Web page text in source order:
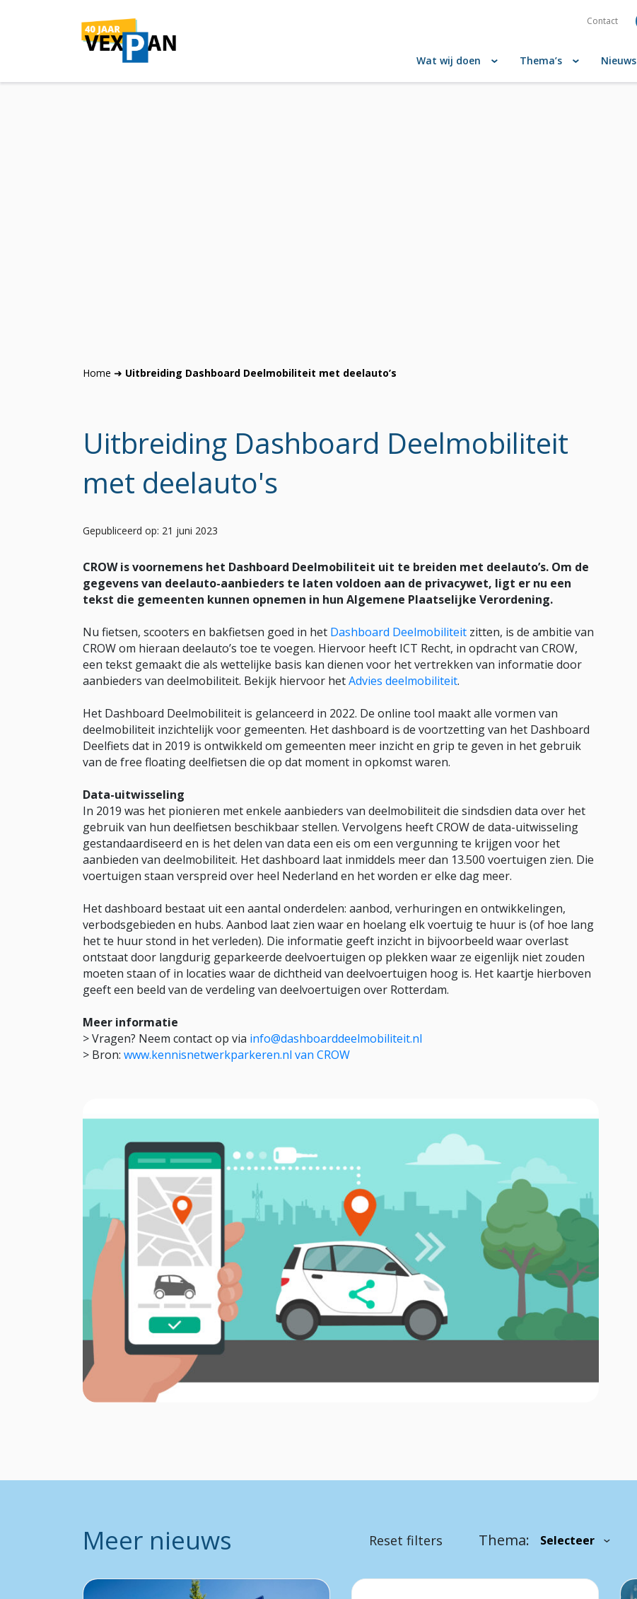
Contact
Wat wij doen Thema’s Nieuws
Home ➜ Uitbreiding Dashboard Deelmobiliteit met deelauto’s
Uitbreiding Dashboard Deelmobiliteit
met deelauto's
Gepubliceerd op: 21 juni 2023
CROW is voornemens het Dashboard Deelmobiliteit uit te breiden met deelauto’s. Om de
gegevens van deelauto-aanbieders te laten voldoen aan de privacywet, ligt er nu een
tekst die gemeenten kunnen opnemen in hun Algemene Plaatselijke Verordening.
Nu fietsen, scooters en bakfietsen goed in het Dashboard Deelmobiliteit zitten, is de ambitie van
CROW om hieraan deelauto’s toe te voegen. Hiervoor heeft ICT Recht, in opdracht van CROW,
een tekst gemaakt die als wettelijke basis kan dienen voor het vertrekken van informatie door
aanbieders van deelmobiliteit. Bekijk hiervoor hetAdvies deelmobiliteit.
Het Dashboard Deelmobiliteit is gelanceerd in 2022. De online tool maakt alle vormen van
deelmobiliteit inzichtelijk voor gemeenten. Het dashboard is de voortzetting van het Dashboard
Deelfiets dat in 2019 is ontwikkeld om gemeenten meer inzicht en grip te geven in het gebruik
van de free floating deelfietsen die op dat moment in opkomst waren.
Data-uitwisseling
In 2019 was het pionieren met enkele aanbieders van deelmobiliteit die sindsdien data over het
gebruik van hun deelfietsen beschikbaar stellen. Vervolgens heeft CROW de data-uitwisseling
gestandaardiseerd en is het delen van data een eis om een vergunning te krijgen voor het
aanbieden van deelmobiliteit. Het dashboard laat inmiddels meer dan 13.500 voertuigen zien. Die
voertuigen staan verspreid over heel Nederland en het worden er elke dag meer.
Het dashboard bestaat uit een aantal onderdelen: aanbod, verhuringen en ontwikkelingen,
verbodsgebieden en hubs. Aanbod laat zien waar en hoelang elk voertuig te huur is (of hoe lang
het te huur stond in het verleden). Die informatie geeft inzicht in bijvoorbeeld waar overlast
ontstaat door langdurig geparkeerde deelvoertuigen op plekken waar ze eigenlijk niet zouden
moeten staan of in locaties waar de dichtheid van deelvoertuigen hoog is. Het kaartje hierboven
geeft een beeld van de verdeling van deelvoertuigen over Rotterdam.
Meer informatie
> Vragen? Neem contact op via info@dashboarddeelmobiliteit.nl
> Bron: www.kennisnetwerkparkeren.nl van CROW
Meer nieuws Reset filters Thema: